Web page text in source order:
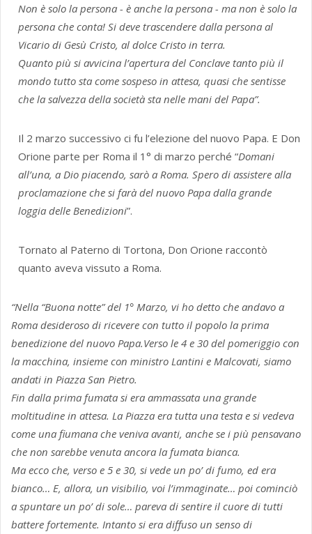
Non è solo la persona - è anche la persona - ma non è solo la
persona che conta! Si deve trascendere dalla persona al
Vicario di Gesù Cristo, al dolce Cristo in terra.
Quanto più si avvicina l’apertura del Conclave tanto più il
mondo tutto sta come sospeso in attesa, quasi che sentisse
che la salvezza della società sta nelle mani del Papa”.
Il 2 marzo successivo ci fu l’elezione del nuovo Papa. E Don
Orione parte per Roma il 1° di marzo perché “Domani
all’una, a Dio piacendo, sarò a Roma. Spero di assistere alla
proclamazione che si farà del nuovo Papa dalla grande
loggia delle Benedizioni”.
Tornato al Paterno di Tortona, Don Orione raccontò
quanto aveva vissuto a Roma.
“Nella “Buona notte” del 1° Marzo, vi ho detto che andavo a
Roma desideroso di ricevere con tutto il popolo la prima
benedizione del nuovo Papa.Verso le 4 e 30 del pomeriggio con
la macchina, insieme con ministro Lantini e Malcovati, siamo
andati in Piazza San Pietro.
Fin dalla prima fumata si era ammassata una grande
moltitudine in attesa. La Piazza era tutta una testa e si vedeva
come una fiumana che veniva avanti, anche se i più pensavano
che non sarebbe venuta ancora la fumata bianca.
Ma ecco che, verso e 5 e 30, si vede un po’ di fumo, ed era
bianco… E, allora, un visibilio, voi l’immaginate… poi cominciò
a spuntare un po’ di sole… pareva di sentire il cuore di tutti
battere fortemente. Intanto si era diffuso un senso di